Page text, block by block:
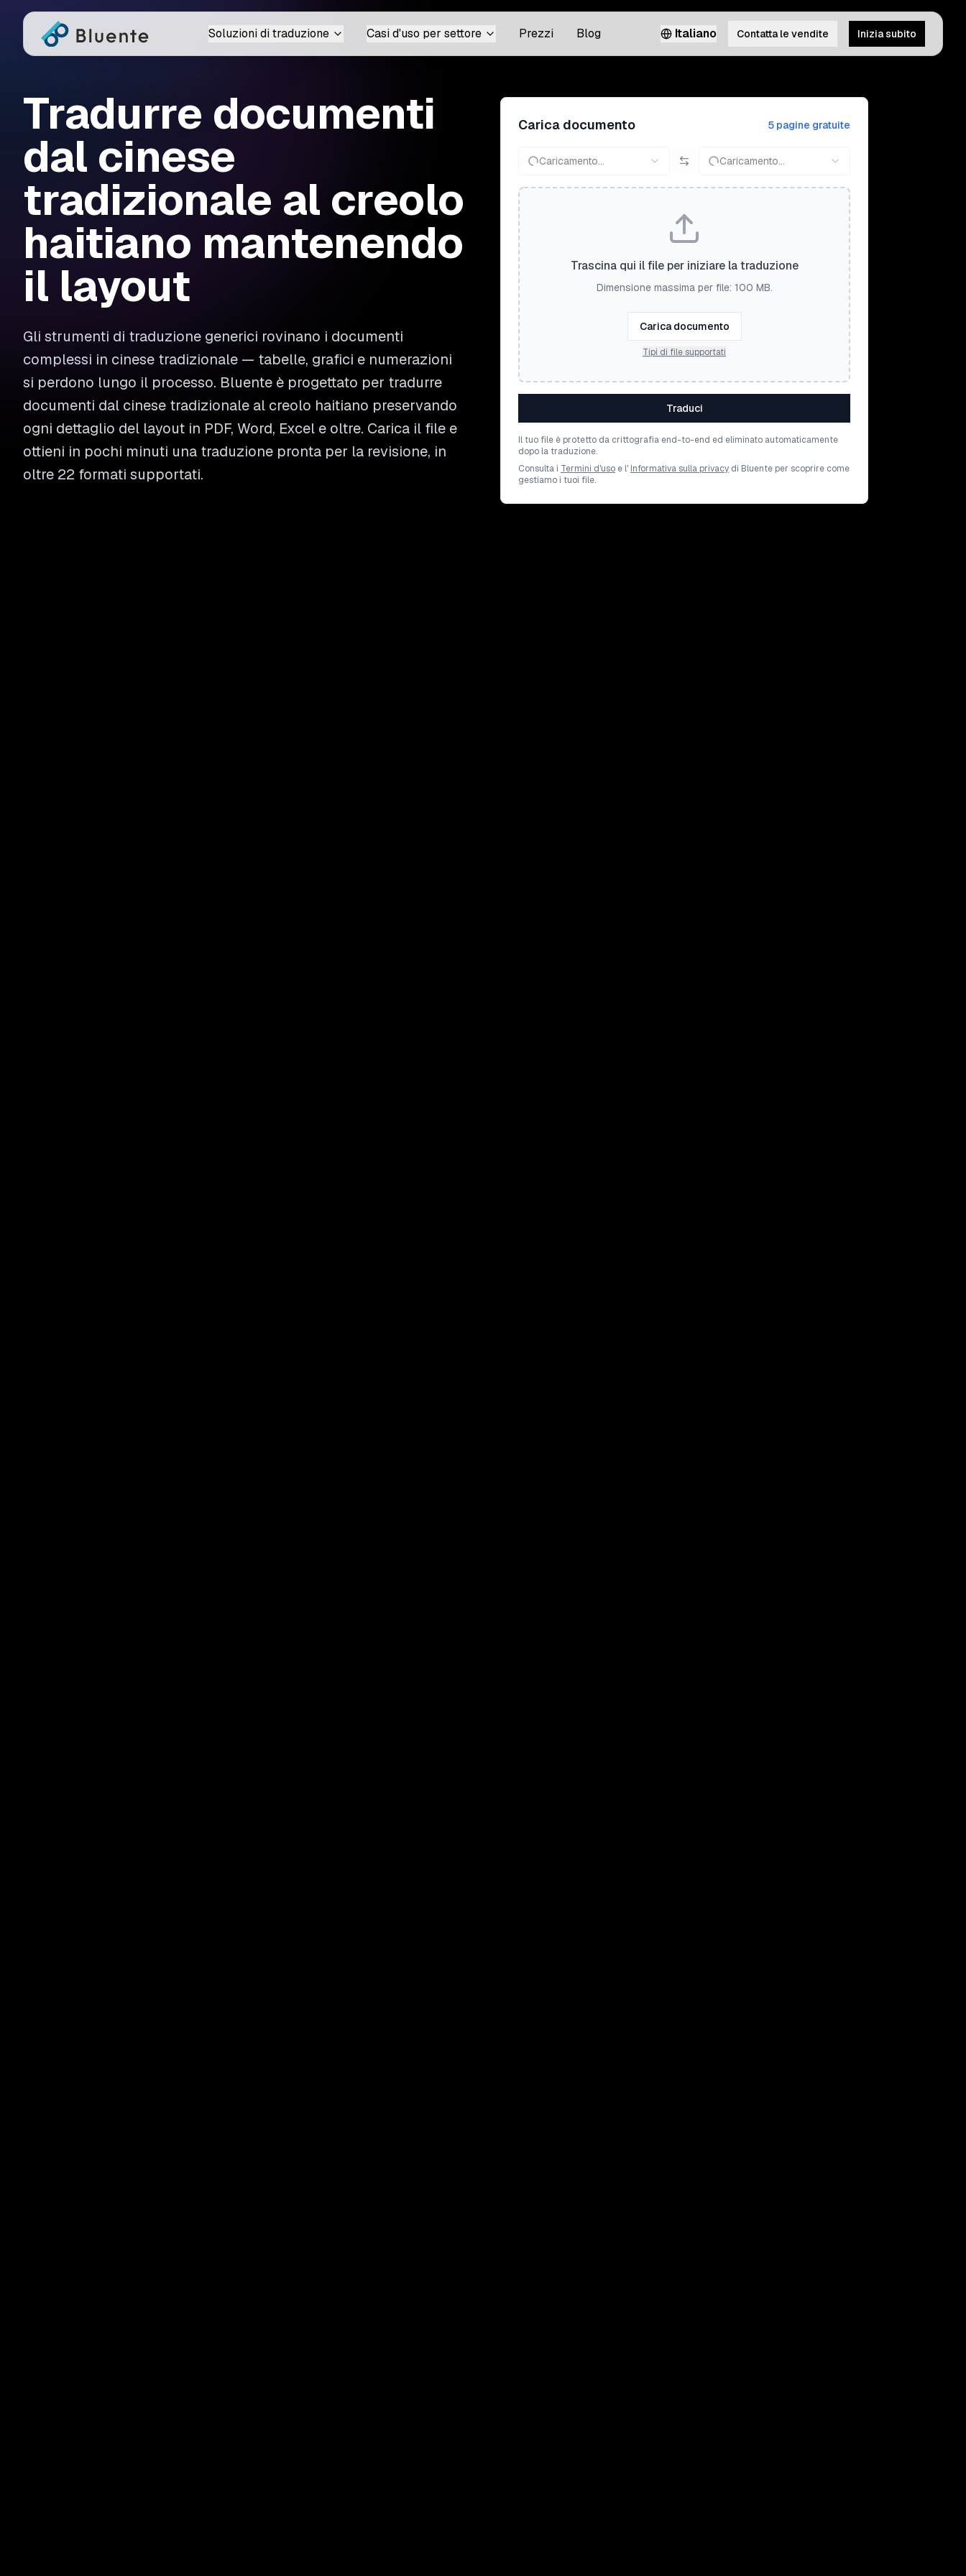
Soluzioni di traduzione Casi d'uso per settore Prezzi Blog Italiano Contatta le vendite Inizia subito
Tradurre documenti
dal cinese
tradizionale al creolo
haitiano mantenendo
il layout
Gli strumenti di traduzione generici rovinano i documenti
complessi in cinese tradizionale — tabelle, grafici e numerazioni
si perdono lungo il processo. Bluente è progettato per tradurre
documenti dal cinese tradizionale al creolo haitiano preservando
ogni dettaglio del layout in PDF, Word, Excel e oltre. Carica il file e
ottieni in pochi minuti una traduzione pronta per la revisione, in
oltre 22 formati supportati.
Carica documento 5 pagine gratuite
Caricamento... Caricamento...
Trascina qui il file per iniziare la traduzione
Dimensione massima per file: 100 MB.
Carica documento
Tipi di file supportati
Traduci
Il tuo file è protetto da crittografia end-to-end ed eliminato automaticamente
dopo la traduzione.
Consulta i Termini d'uso e l' Informativa sulla privacy di Bluente per scoprire come
gestiamo i tuoi file.